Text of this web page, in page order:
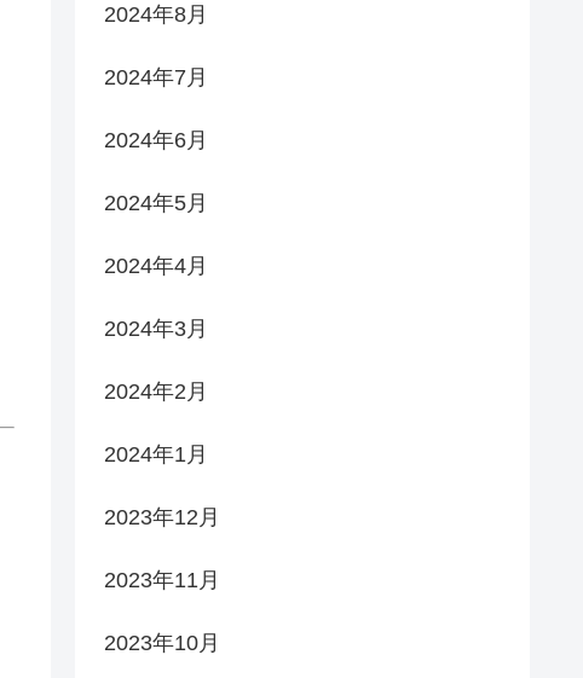
2024年8月
2024年7月
2024年6月
2024年5月
2024年4月
2024年3月
2024年2月
2024年1月
2023年12月
2023年11月
2023年10月